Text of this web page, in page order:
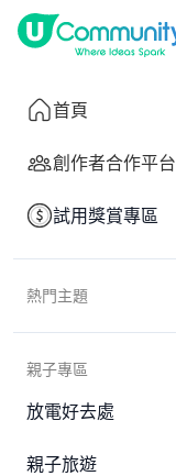
首頁
創作者合作平台
試用獎賞專區
熱門主題
親子專區
放電好去處
親子旅遊